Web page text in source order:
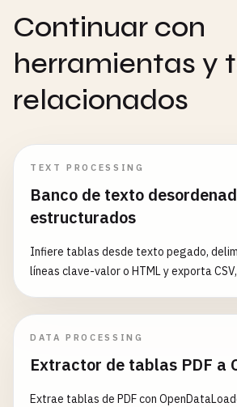
Continuar con
herramientas y
relacionados
TEXT PROCESSING
Banco de texto
estructurados
Infiere tablas desde texto pegado,
líneas clave-valor o HTML y exporta
DATA PROCESSING
Extractor de tablas PDF a
Extrae tablas de PDF con